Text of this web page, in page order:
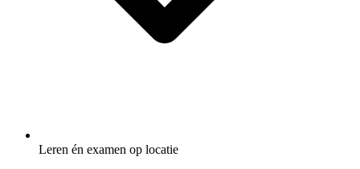
Leren én examen op locatie